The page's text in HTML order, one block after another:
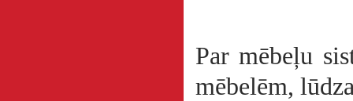
Par mēbeļu
mēbelēm,